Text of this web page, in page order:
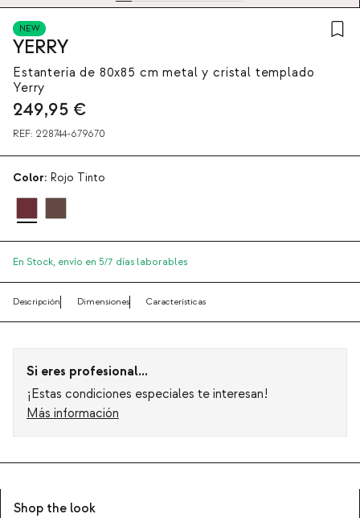
NEW
YERRY
Estantería de 80x85 cm metal y cristal templado
Yerry
249,95 €
REF: 228744-679670
Color: Rojo Tinto
En Stock, envío en 5/7 días laborables
Descripción Dimensiones Características
Si eres profesional...
¡Estas condiciones especiales te interesan!
Más información
Shop the look